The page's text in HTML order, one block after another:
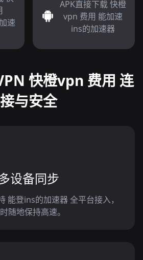
速
APK直接下载 快橙
vpn 费用 能加速
ins的加速器
快橙vpn 费用 连
接与安全
设备同步
能登ins的加速器 全平台接入，
随地保持高速。